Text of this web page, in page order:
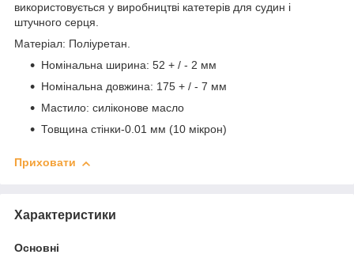
використовується у виробництві катетерів для судин і
штучного серця.
Матеріал: Поліуретан.
Номінальна ширина: 52 + / - 2 мм
Номінальна довжина: 175 + / - 7 мм
Мастило: силіконове масло
Товщина стінки-0.01 мм (10 мікрон)
Приховати
Характеристики
Основні